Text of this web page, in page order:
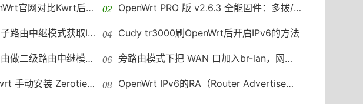
官网对比Kwrt后感受 OpenWrt PRO 版 v2.6.3 全能固件：多拨/IPv6/Docker/购物海淘/ADG/可道云
由中继模式获取IPv6 Cudy tr3000刷OpenWrt后开启IPv6的方法
由中继模式获取IPv6方法 旁路由模式下把 WAN 口加入br-lan，网速变卡了？
的方法,包含内网其它机器访问 OpenWrt IPv6的RA（Router Advertisement）配置OpenWrt IPv6配置中的RA设置